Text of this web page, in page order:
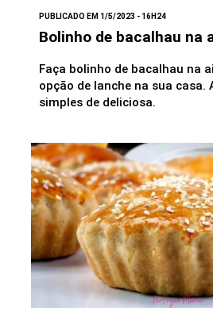
PUBLICADO EM 1/5/2023 - 16H24
Bolinho de bacalhau na
Faça bolinho de bacalhau na
opção de lanche na sua casa.
simples de deliciosa.